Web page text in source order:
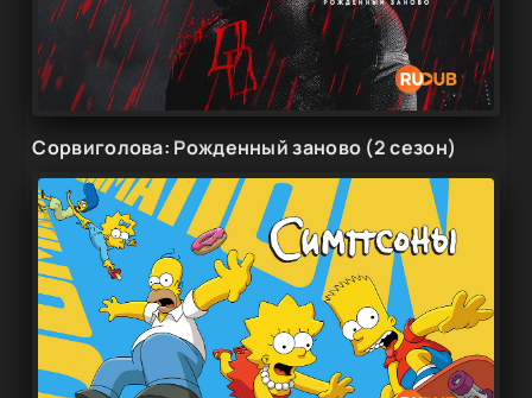
Сорвиголова: Рожденный заново (2 сезон)